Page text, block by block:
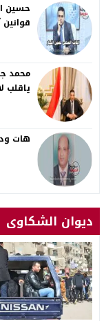
قوانين
محمد
ياقلب
هات
ديوان الشكاوى